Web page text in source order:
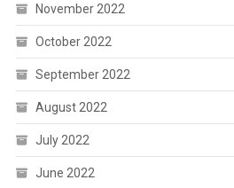
November 2022
October 2022
September 2022
August 2022
July 2022
June 2022